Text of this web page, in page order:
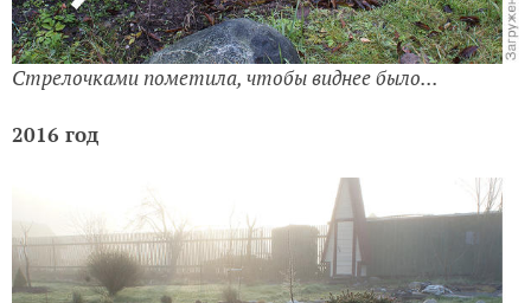
Стрелочками пометила, чтобы виднее было...
2016 год